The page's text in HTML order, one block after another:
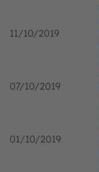
11/10/2019
07/10/2019
01/10/2019